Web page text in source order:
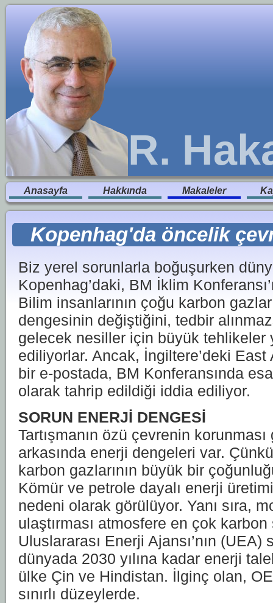
R.
Anasayfa Hakkında Makaleler
Kopenhag'da öncelik
Biz yerel sorunlarla boğuşurken
Kopenhag’daki, BM İklim
Bilim insanlarının çoğu karbon
dengesinin değiştiğini, tedbir
gelecek nesiller için büyük tehlikeler
ediliyorlar. Ancak, İngiltere’deki East
bir e-postada, BM Konferansında
olarak tahrip edildiği iddia ediliyor.
SORUN ENERJİ DENGESİ
Tartışmanın özü çevrenin
arkasında enerji dengeleri var.
karbon gazlarının büyük bir
Kömür ve petrole dayalı enerji
nedeni olarak görülüyor. Yanı sıra,
ulaştırması atmosfere en çok
Uluslararası Enerji Ajansı’nın
dünyada 2030 yılına kadar enerji
ülke Çin ve Hindistan. İlginç olan,
sınırlı düzeylerde.